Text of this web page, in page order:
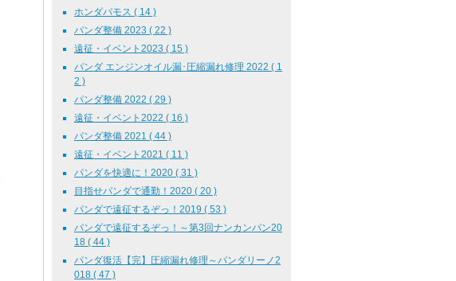
ホンダバモス ( 14 )
パンダ整備 2023 ( 22 )
遠征・イベント2023 ( 15 )
パンダ エンジンオイル漏･圧縮漏れ修理 2022 ( 1
2 )
パンダ整備 2022 ( 29 )
遠征・イベント2022 ( 16 )
パンダ整備 2021 ( 44 )
遠征・イベント2021 ( 11 )
パンダを快適に！2020 ( 31 )
目指せパンダで通勤！2020 ( 20 )
パンダで遠征するぞっ！2019 ( 53 )
パンダで遠征するぞっ！～第3回ナンカンパン20
18 ( 44 )
パンダ復活【完】圧縮漏れ修理～パンダリーノ2
018 ( 47 )